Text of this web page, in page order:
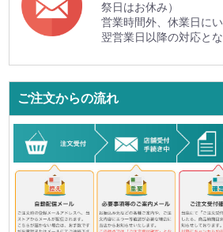
祭日はお休み）
営業時間外、休業日に
翌営業日以降の対応とな
ご注文からの流れ